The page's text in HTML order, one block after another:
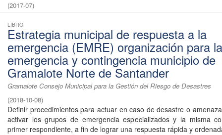
(2017-07)
LIBRO
Estrategia municipal de respuesta a la
emergencia (EMRE) organización para la
emergencia y contingencia municipio de
Gramalote Norte de Santander
Gramalote Consejo Municipal para la Gestión del Riesgo de Desastres
(2018-10-08)
Definir procedimientos para actuar en caso de desastre o
activar los grupos de emergencia especializados y la misma
primer respondiente, a fin de lograr una respuesta rápida y